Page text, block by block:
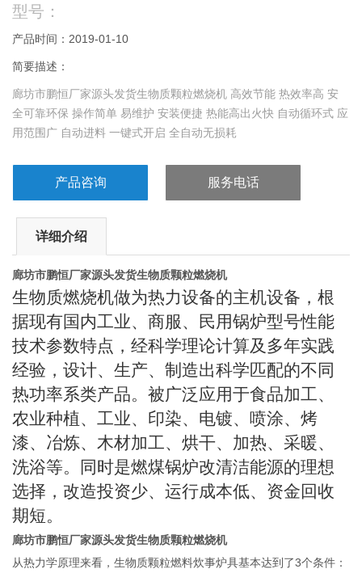
型号：
产品时间：2019-01-10
简要描述：
廊坊市鹏恒厂家源头发货生物质颗粒燃烧机 高效节能 热效率高 安
全可靠环保 操作简单 易维护 安装便捷 热能高出火快 自动循环式 应
用范围广 自动进料 一键式开启 全自动无损耗
产品咨询 服务电话
详细介绍
廊坊市鹏恒厂家源头发货生物质颗粒燃烧机
生物质燃烧机做为热力设备的主机设备，根
据现有国内工业、商服、民用锅炉型号性能
技术参数特点，经科学理论计算及多年实践
经验，设计、生产、制造出科学匹配的不同
热功率系类产品。被广泛应用于食品加工、
农业种植、工业、印染、电镀、喷涂、烤
漆、冶炼、木材加工、烘干、加热、采暖、
洗浴等。同时是燃煤锅炉改清洁能源的理想
选择，改造投资少、运行成本低、资金回收
期短。
廊坊市鹏恒厂家源头发货生物质颗粒燃烧机
从热力学原理来看，生物质颗粒燃料炊事炉具基本达到了3个条件：